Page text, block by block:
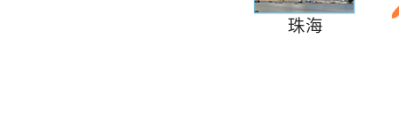
珠海